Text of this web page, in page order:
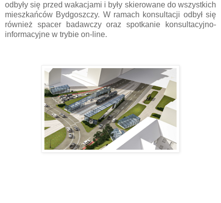
odbyły się przed wakacjami i były skierowane do wszystkich
mieszkańców Bydgoszczy. W ramach konsultacji odbył się
również spacer badawczy oraz spotkanie konsultacyjno-
informacyjne w trybie on-line.